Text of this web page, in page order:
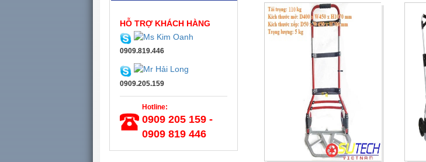
HỖ TRỢ KHÁCH HÀNG
0909.819.446
0909.205.159
Hotline:
0909 205 159 -
0909 819 446